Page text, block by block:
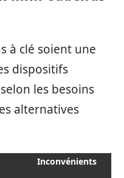
à clé soient une
dispositifs
les besoins
alternatives
Inconvénients